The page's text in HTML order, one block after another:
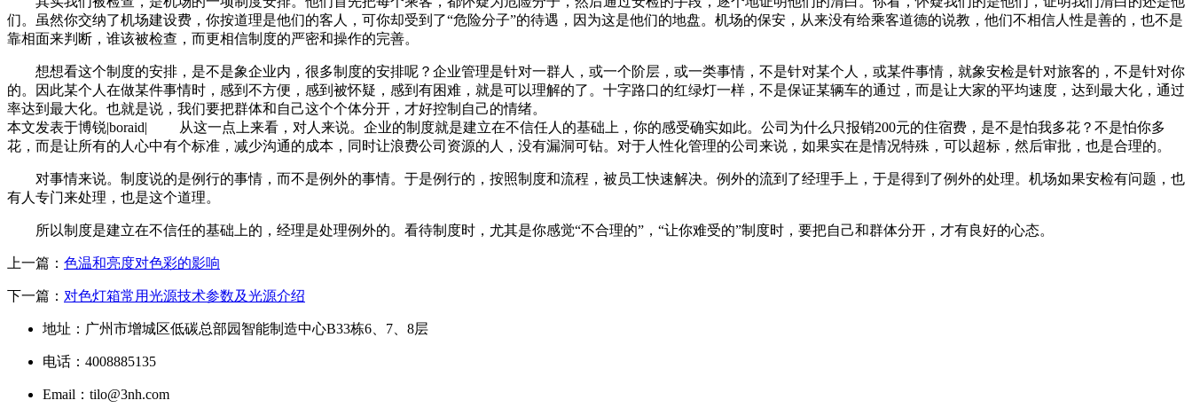
们。虽然你交纳了机场建设费，你按道理是他们的客人，可你却受到了“危险分子”的待遇，因为这是他们的地盘。机场的保安，从来没有给乘客道德的说教，他们不相信人性是善的，也不是
靠相面来判断，谁该被检查，而更相信制度的严密和操作的完善。
想想看这个制度的安排，是不是象企业内，很多制度的安排呢？企业管理是针对一群人，或一个阶层，或一类事情，不是针对某个人，或某件事情，就象安检是针对旅客的，不是针对你
的。因此某个人在做某件事情时，感到不方便，感到被怀疑，感到有困难，就是可以理解的了。十字路口的红绿灯一样，不是保证某辆车的通过，而是让大家的平均速度，达到最大化，通过
率达到最大化。也就是说，我们要把群体和自己这个个体分开，才好控制自己的情绪。
本文发表于博锐|boraid|
从这一点上来看，对人来说。企业的制度就是建立在不信任人的基础上，你的感受确实如此。公司为什么只报销200元的住宿费，是不是怕我多花？不是怕你多
花，而是让所有的人心中有个标准，减少沟通的成本，同时让浪费公司资源的人，没有漏洞可钻。对于人性化管理的公司来说，如果实在是情况特殊，可以超标，然后审批，也是合理的。
对事情来说。制度说的是例行的事情，而不是例外的事情。于是例行的，按照制度和流程，被员工快速解决。例外的流到了经理手上，于是得到了例外的处理。机场如果安检有问题，也
有人专门来处理，也是这个道理。
所以制度是建立在不信任的基础上的，经理是处理例外的。看待制度时，尤其是你感觉“不合理的”，“让你难受的”制度时，要把自己和群体分开，才有良好的心态。
上一篇： 色温和亮度对色彩的影响
下一篇： 对色灯箱常用光源技术参数及光源介绍
地址：广州市增城区低碳总部园智能制造中心B33栋6、7、8层
电话：4008885135
Email：tilo@3nh.com